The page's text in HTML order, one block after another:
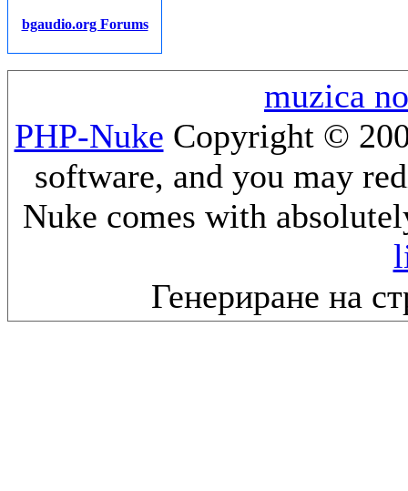
bgaudio.org Forums
muzica
PHP-Nuke Copyright ©
software, and you may
Nuke comes with
Генериране на